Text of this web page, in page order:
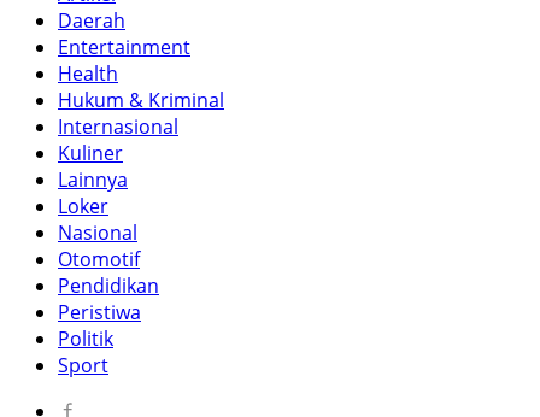
Daerah
Entertainment
Health
Hukum & Kriminal
Internasional
Kuliner
Lainnya
Loker
Nasional
Otomotif
Pendidikan
Peristiwa
Politik
Sport